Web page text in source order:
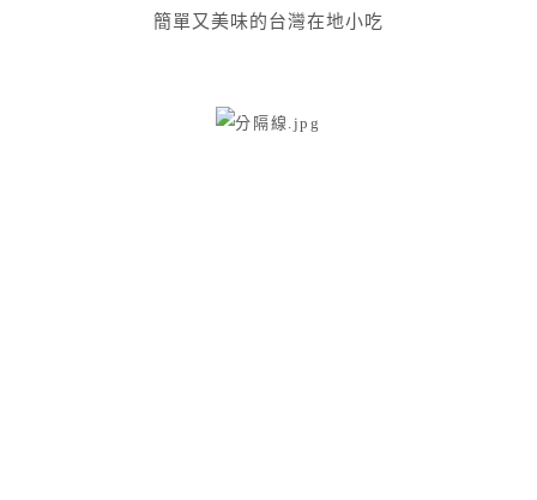
簡單又美味的台灣在地小吃